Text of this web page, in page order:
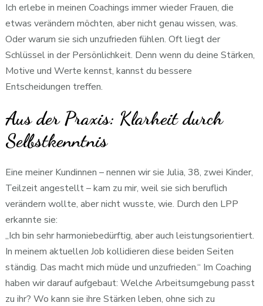
Ich erlebe in meinen Coachings immer wieder Frauen, die
etwas verändern möchten, aber nicht genau wissen, was.
Oder warum sie sich unzufrieden fühlen. Oft liegt der
Schlüssel in der Persönlichkeit. Denn wenn du deine Stärken,
Motive und Werte kennst, kannst du bessere
Entscheidungen treffen.
Aus der Praxis: Klarheit durch
Selbstkenntnis
Eine meiner Kundinnen – nennen wir sie Julia, 38, zwei Kinder,
Teilzeit angestellt – kam zu mir, weil sie sich beruflich
verändern wollte, aber nicht wusste, wie. Durch den LPP
erkannte sie:
„Ich bin sehr harmoniebedürftig, aber auch leistungsorientiert.
In meinem aktuellen Job kollidieren diese beiden Seiten
ständig. Das macht mich müde und unzufrieden.“ Im Coaching
haben wir darauf aufgebaut: Welche Arbeitsumgebung passt
zu ihr? Wo kann sie ihre Stärken leben, ohne sich zu